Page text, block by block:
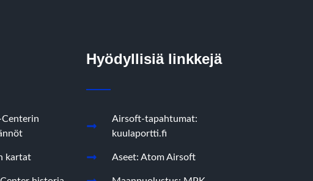
Centerin
kartat
Hyödyllisiä linkkejä
Airsoft-tapahtumat:
kuulaportti.fi
Aseet: Atom Airsoft